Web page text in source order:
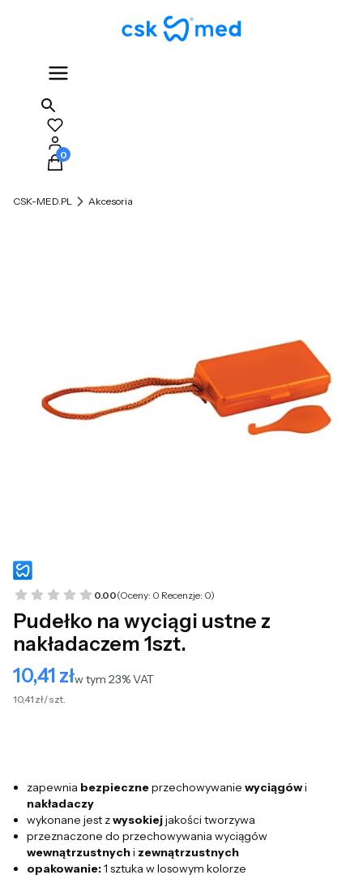
Produkty w koszyku: 0. Zobacz szczegóły
CSK-MED.PL Akcesoria
0.00(Oceny: 0 Recenzje: 0)
Pudełko na wyciągi ustne z
nakładaczem 1szt.
Cena
10,41 złw tym 23% VAT
w tym 23%VAT
10,41 zł / szt.
zapewnia bezpieczneprzechowywanie wyciągówi
nakładaczy
wykonane jest zwysokiejjakości tworzywa
przeznaczone do przechowywania wyciągów
wewnątrzustnychi zewnątrzustnych
opakowanie:1 sztuka w losowym kolorze